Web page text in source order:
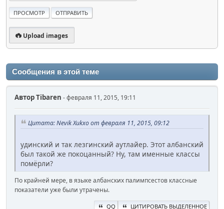
Upload images
Сообщения в этой теме
АвторTibaren - февраля 11, 2015, 19:11
Цитата: Nevik Xukxo от февраля 11, 2015, 09:12
удинский и так лезгинский аутлайер. Этот албанский
был такой же покоцанный? Ну, там именные классы
помёрли?
По крайней мере, в языке албанских палимпсестов классные
показатели уже были утрачены.
QQ ЦИТИРОВАТЬ ВЫДЕЛЕННОЕ